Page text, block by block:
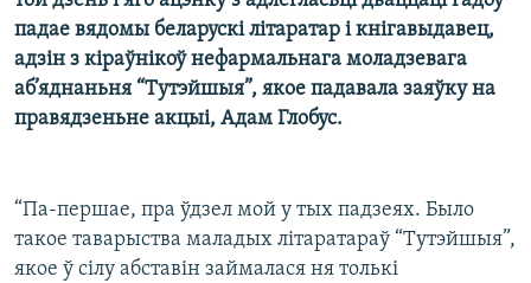
падае вядомы беларускі літаратар і кнігавыдавец,
адзін з кіраўнікоў нефармальнага моладзевага
аб’яднаньня “Тутэйшыя”, якое падавала заяўку на
правядзеньне акцыі, Адам Глобус.
“Па-першае, пра ўдзел мой у тых падзеях. Было
такое таварыства маладых літаратараў “Тутэйшыя”,
якое ў сілу абставін займалася ня толькі